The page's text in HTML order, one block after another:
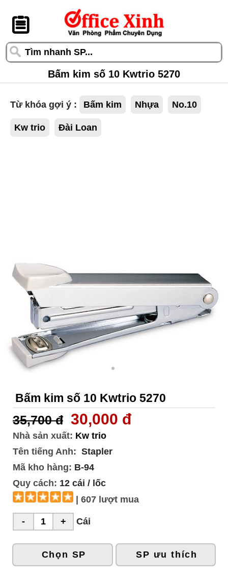
󰆎
Bấm kim số 10 Kwtrio 5270
Từ khóa gợi ý : Bấm kim Nhựa No.10
Kw trio Đài Loan
Bấm kim số 10 Kwtrio 5270
35,700 đ 30,000 đ
Nhà sản xuất: Kw trio
Tên tiếng Anh: Stapler
Mã kho hàng: B-94
Quy cách: 12 cái / lốc
| 607 lượt mua
Cái
Chọn SP SP ưu thích